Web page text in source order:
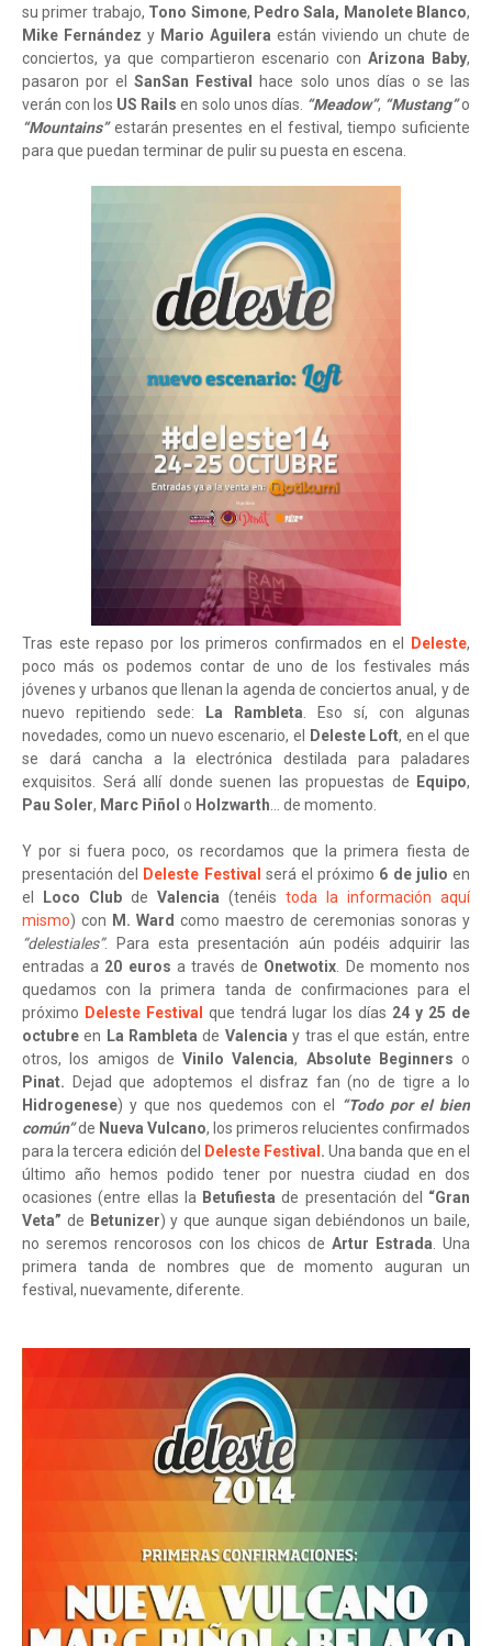
su primer trabajo, Tono Simone, Pedro Sala, Manolete Blanco,
Mike Fernández y Mario Aguilera están viviendo un chute de
conciertos, ya que compartieron escenario con Arizona Baby,
pasaron por elSanSan Festival
hace solo unos días o se las
verán con los US Rails en solo unos días. “Meadow”, “Mustang”o
“Mountains”estarán presentes en el festival, tiempo suficiente
para que puedan terminar de pulir su puesta en escena.
Tras este repaso por los primeros confirmados en el Deleste,
poco más os podemos contar de uno de los festivales más
jóvenes y urbanos que llenan la agenda de conciertos anual, y de
nuevo repitiendo sede:
La Rambleta. Eso sí, con algunas
novedades, como un nuevo escenario, el
Deleste Loft, en el que
se dará cancha a la electrónica destilada para paladares
exquisitos. Será allí donde suenen las propuestas de
Equipo,
Pau Soler, Marc Piñol o Holzwarth… de momento.
Y por si fuera poco, os recordamos que la primera fiesta de
presentación del
Deleste Festival será el próximo 6 de julio en
el
Loco Club de Valencia (tenéis toda la información aquí
mismo) con M. Ward como maestro de ceremonias sonoras y
“delestiales”. Para esta presentación aún podéis adquirir las
entradas a 20 euros a través de Onetwotix. De momento nos
quedamos con la primera tanda de confirmaciones para el
próximo Deleste Festival que tendrá lugar los días 24 y 25 de
octubre en La Rambleta de Valenciay tras el que están, entre
otros, los amigos de Vinilo Valencia, Absolute Beginners o
Pinat. Dejad que adoptemos el disfraz fan (no de tigre a lo
Hidrogenese) y que nos quedemos con el
“Todo por el bien
común”de Nueva Vulcano, los primeros relucientes confirmados
para la tercera edición del
Deleste Festival . Una banda que en el
último año hemos podido tener por nuestra ciudad en dos
ocasiones (entre ellas la Betufiesta de presentación del “Gran
Veta” de Betunizer) y que aunque sigan debiéndonos un baile,
no seremos rencorosos con los chicos de Artur Estrada. Una
primera tanda de nombres que de momento auguran un
festival, nuevamente, diferente.